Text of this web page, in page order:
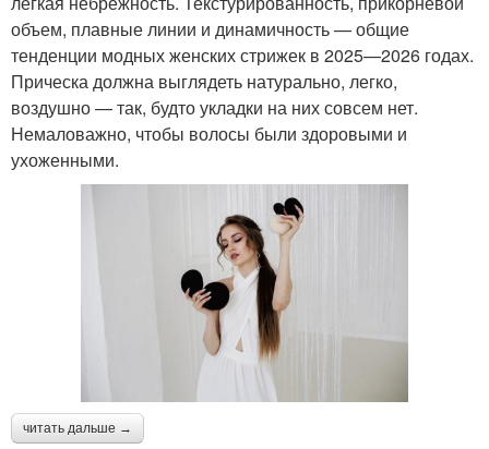
объем, плавные линии и динамичность — общие
тенденции модных женских стрижек в 2025—2026 годах.
Прическа должна выглядеть натурально, легко,
воздушно — так, будто укладки на них совсем нет.
Немаловажно, чтобы волосы были здоровыми и
ухоженными.
читать дальше →